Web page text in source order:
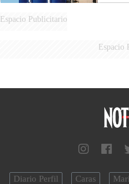
Espacio Publicitario
Espacio
Diario Perfil Caras